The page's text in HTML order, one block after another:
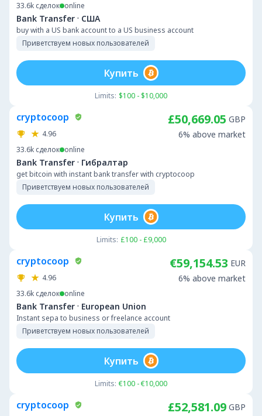
33.6k сделок online
Bank Transfer · США
buy with a US bank account to a US business account
Приветствуем новых пользователей
Limits: $100 - $10,000
Купить
cryptocoop
4.96
33.6k сделок online
Bank Transfer · Гибралтар
get bitcoin with instant bank transfer with cryptocoop
Приветствуем новых пользователей
£50,669.05 GBP
6% above market
Limits: £100 - £9,000
Купить
cryptocoop
4.96
33.6k сделок online
Bank Transfer · European Union
Instant sepa to business or freelance account
Приветствуем новых пользователей
€59,154.53 EUR
6% above market
Limits: €100 - €10,000
Купить
cryptocoop £52,581.09 GBP